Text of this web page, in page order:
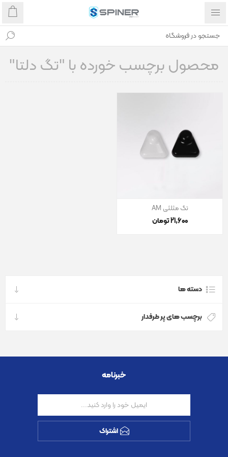
محصول برچسب خورده با "تگ دلتا"
تگ مثلثی AM
21٬600 تومان
دسته ها
برچسب های پر طرفدار
خبرنامه
اشتراک